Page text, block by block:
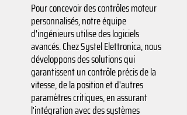
Pour concevoir des contrôles moteur
personnalisés, notre équipe
d'ingénieurs utilise des logiciels
avancés. Chez Systel Elettronica, nous
développons des solutions qui
garantissent un contrôle précis de la
vitesse, de la position et d'autres
paramètres critiques, en assurant
l'intégration avec des systèmes